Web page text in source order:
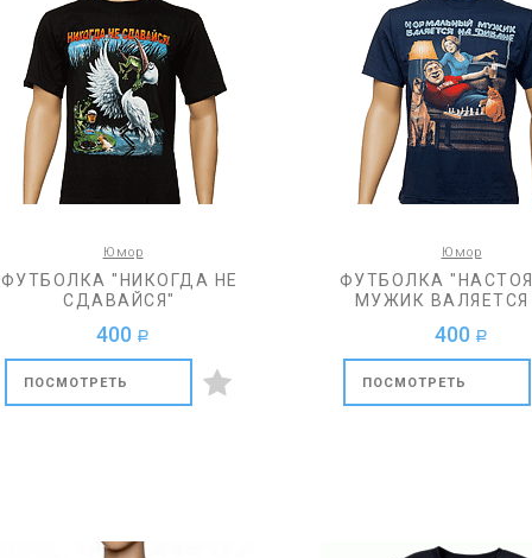
Юмор
ФУТБОЛКА "НИКОГДА НЕ
СДАВАЙСЯ"
400 a
ПОСМОТРЕТЬ
Юмор
ФУТБОЛКА
МУЖИК ВАЛЯЕТСЯ
400 a
ПОСМОТРЕТЬ